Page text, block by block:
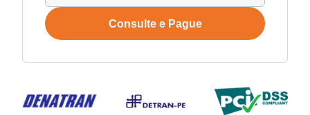
Consulte e Pague